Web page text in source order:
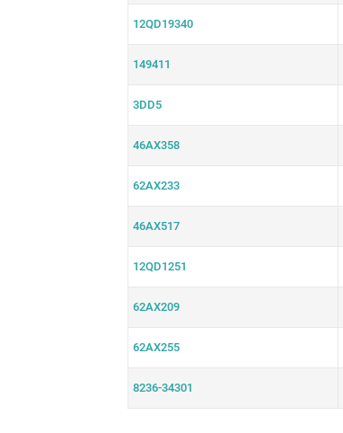
12QD19340
149411
3DD5
46AX358
62AX233
46AX517
12QD1251
62AX209
62AX255
8236-34301